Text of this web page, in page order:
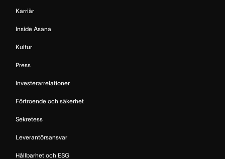
Karriär
Inside Asana
Kultur
Press
Investerarrelationer
Förtroende och säkerhet
Sekretess
Leverantörsansvar
Hållbarhet och ESG